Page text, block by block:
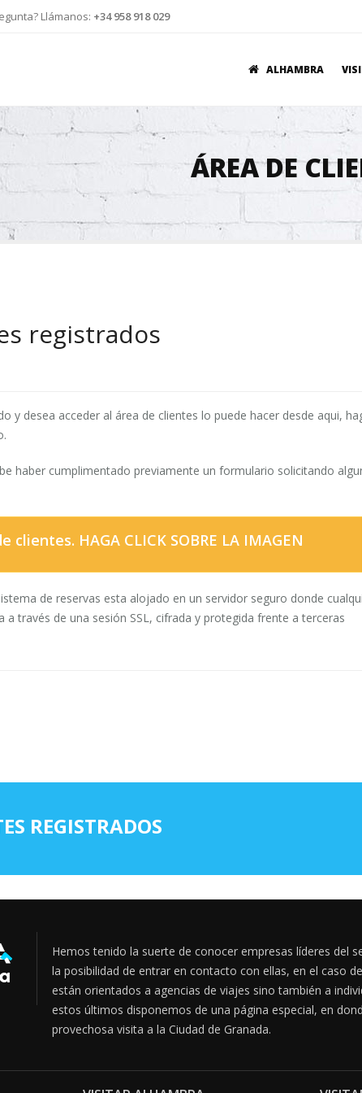
Llámanos: +34 958 918 029
ALHAMBRA
ÁREA DE
registrados
y desea acceder al área de clientes lo puede hacer desde aqui,
haber cumplimentado previamente un formulario solicitando
clientes. HAGA CLICK SOBRE LA IMAGEN
de reservas esta alojado en un servidor seguro donde
a través de una sesión SSL, cifrada y protegida frente a terceras
REGISTRADOS
Hemos tenido la suerte de conocer empresas líderes del
la posibilidad de entrar en contacto con ellas, en el caso
están orientados a agencias de viajes sino también a
estos últimos disponemos de una página especial, en
provechosa visita a la Ciudad de Granada.